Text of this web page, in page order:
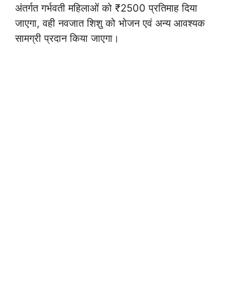
अंतर्गत गर्भवती महिलाओं को ₹2500 प्रतिमाह दिया
जाएगा, वही नवजात शिशु को भोजन एवं अन्य आवश्यक
सामग्री प्रदान किया जाएगा।